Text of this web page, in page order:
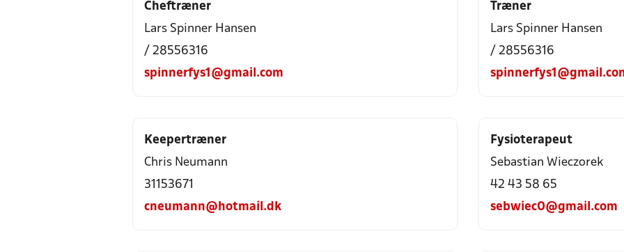
Cheftræner
Lars Spinner Hansen
/ 28556316
spinnerfys1@gmail.com
Træner
Lars Spinner Hansen
/ 28556316
Keepertræner
Chris Neumann
31153671
cneumann@hotmail.dk
Fysioterapeut
Sebastian Wieczorek
42 43 58 65
sebwiec0@gmail.com